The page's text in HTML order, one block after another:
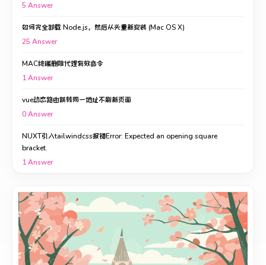
5 Answer
如何完全卸载 Node.js，然后从头重新安装 (Mac OS X)
25 Answer
MAC终端删除代理有效命令
1Answer
vue动态路由跳转同一地址不刷新页面
0Answer
NUXT引入tailwindcss报错Error: Expected an opening square
bracket.
1Answer